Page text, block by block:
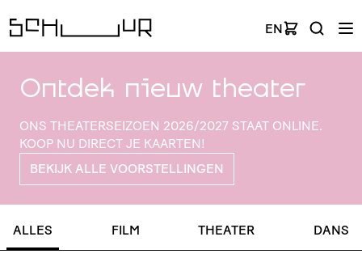
EN
Ontdek nieuw theater
ONS THEA­TER­SEI­ZOEN 2026/2027 STAAT ONLINE.
KOOP NU DIRECT JE KAARTEN!
BEKIJK ALLE VOORSTELLINGEN
ALLES FILM THEATER DANS